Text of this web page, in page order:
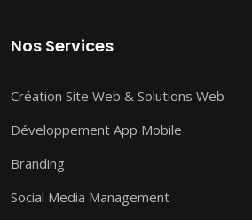
Nos Services
Création Site Web & Solutions Web
Développement App Mobile
Branding
Social Media Management